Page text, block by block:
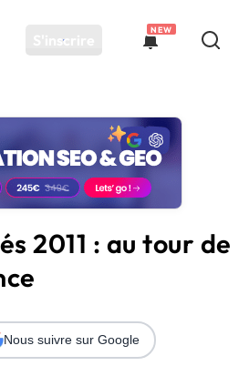
S'inscrire
NEW
2011 : au tour de
Nous suivre sur Google